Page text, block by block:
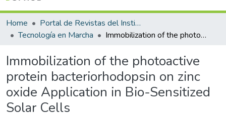
Home
Portal de Revistas del Instituto Tecnológico de Costa Rica
Tecnología en Marcha
Immobilization of the photoactive protein bacteriorhodopsin on zinc oxide Application in Bio-Sensitized Solar Cells
Immobilization of the photoactive
protein bacteriorhodopsin on zinc
oxide Application in Bio-Sensitized
Solar Cells